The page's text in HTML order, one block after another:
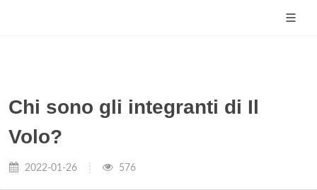
Chi sono gli integranti di Il
Volo?
2022-01-26 576